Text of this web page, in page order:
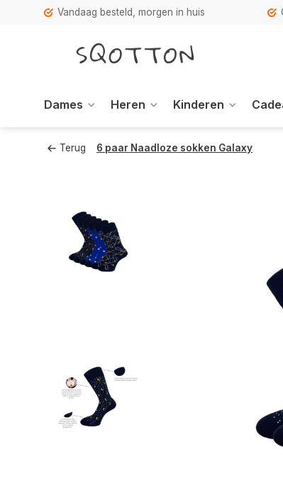
Vandaag besteld, morgen in huis
Dames Heren Kinderen
Terug 6 paar Naadloze sokken Galaxy